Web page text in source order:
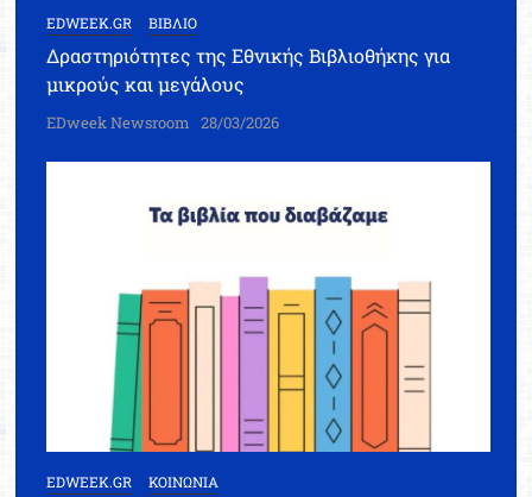
EDWEEK.GR ΒΙΒΛΙΟ
Δραστηριότητες της Εθνικής Βιβλιοθήκης για
μικρούς και μεγάλους
EDweek Newsroom 28/03/2026
EDWEEK.GR ΚΟΙΝΩΝΙΑ